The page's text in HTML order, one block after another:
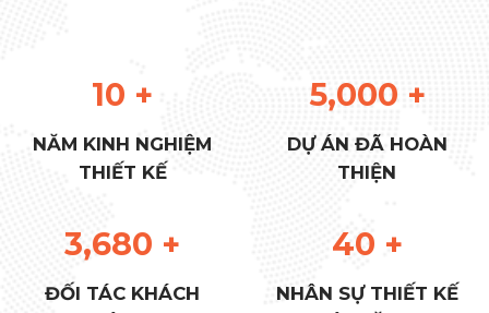
NĂM KINH NGHIỆM
THIẾT KẾ
DỰ ÁN ĐÃ HOÀN
THIỆN
ĐỐI TÁC KHÁCH
HÀNG
NHÂN SỰ THIẾT KẾ
TÀI NĂNG